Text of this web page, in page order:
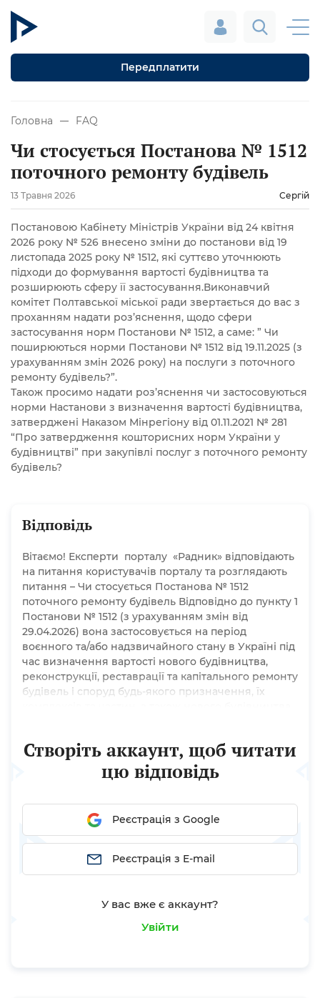
Передплатити
Головна FAQ
Чи стосується Постанова № 1512
поточного ремонту будівель
13 Травня 2026 Сергій
Постановою Кабінету Міністрів України від 24 квітня
2026 року № 526 внесено зміни до постанови від 19
листопада 2025 року № 1512, які суттєво уточнюють
підходи до формування вартості будівництва та
розширюють сферу її застосування.Виконавчий
комітет Полтавської міської ради звертається до вас з
проханням надати роз’яснення, щодо сфери
застосування норм Постанови № 1512, а саме: ” Чи
поширюються норми Постанови № 1512 від 19.11.2025 (з
урахуванням змін 2026 року) на послуги з поточного
ремонту будівель?”.
Також просимо надати роз’яснення чи застосовуються
норми Настанови з визначення вартості будівництва,
затверджені Наказом Мінрегіону від 01.11.2021 № 281
“Про затвердження кошторисних норм України у
будівництві” при закупівлі послуг з поточного ремонту
будівель?
Відповідь
Вітаємо! Експерти порталу «Радник» відповідають
на питання користувачів порталу та розглядають
питання – Чи стосується Постанова № 1512
поточного ремонту будівель Відповідно до пункту 1
Постанови № 1512 (з урахуванням змін від
29.04.2026) вона застосовується на період
воєнного та/або надзвичайного стану в Україні під
час визначення вартості нового будівництва,
реконструкції, реставрації та капітального ремонту
будівель і споруд будь-якого призначення, їх
експлуатаційного утримання автомобільних...
Створіть аккаунт, щоб читати
цю відповідь
Реєстрація з Google
Реєстрація з E-mail
У вас вже є аккаунт?
Увійти